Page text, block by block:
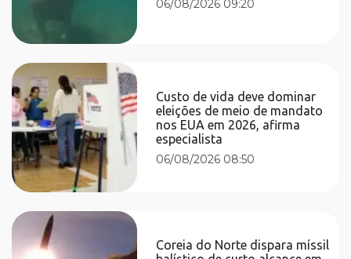
06/08/2026 09:20
Custo de vida deve dominar
eleições de meio de mandato
nos EUA em 2026, afirma
especialista
06/08/2026 08:50
Coreia do Norte dispara míssil